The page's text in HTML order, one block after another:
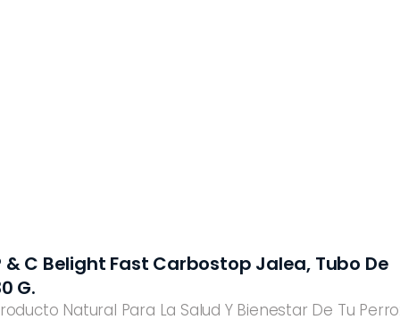
Natural Para La Salud Y Bienestar De Tu
& C Belight Fast Carbostop Jalea, Tubo De
G.